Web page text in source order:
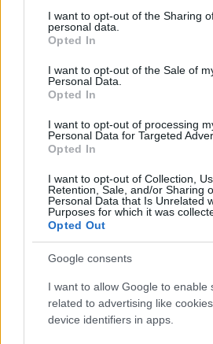
not limited to your visit or usage
grant or deny consent to Google and
use your data for below specified
consent section.
I want to opt-out of the Sharing
personal data.
Opted In
I want to opt-out of the Sale of
Personal Data.
Opted In
I want to opt-out of processing
Personal Data for Targeted
Opted In
I want to opt-out of Collection,
Retention, Sale, and/or Sharing
Personal Data that Is Unrelated
Purposes for which it was
Opted Out
Google consents
I want to allow Google to enable
related to advertising like
device identifiers in apps.
Καραμανλίδικα του Φάνη
Τα γύρω-γύρω του αρνιού
ΣτοΜπαχάρ(Ευριπίδου 31,
βρίσκετε, μεταξύ άλλων,
το κοκορέτσι και το
απογειώνουν γευστικά τα